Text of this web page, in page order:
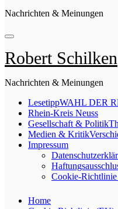
Nachrichten & Meinungen
Robert Schilken
Nachrichten & Meinungen
LesetippWAHL DER
Rhein-Kreis Neuss
Gesellschaft & Politik
Medien & Kritik
Impressum
Cookie-
Home